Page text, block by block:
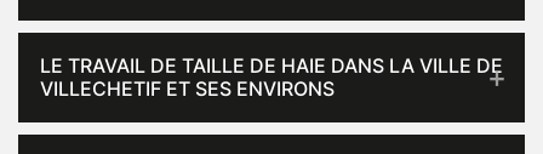
LE TRAVAIL DE TAILLE DE HAIE DANS LA VILLE DE
VILLECHETIF ET SES ENVIRONS